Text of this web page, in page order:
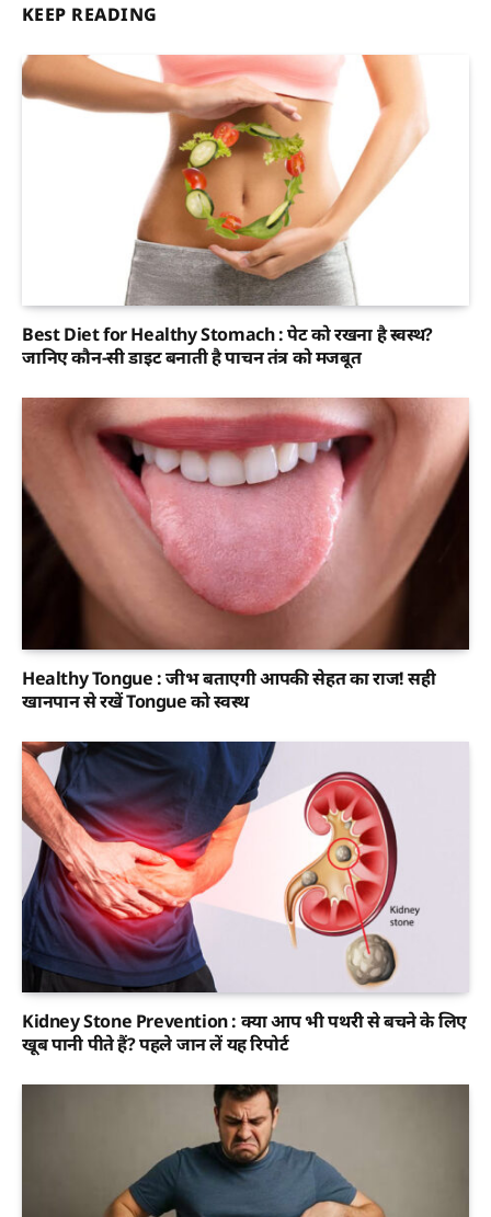
KEEP READING
Best Diet for Healthy Stomach : पेट को रखना है स्वस्थ?
जानिए कौन-सी डाइट बनाती है पाचन तंत्र को मजबूत
Healthy Tongue : जीभ बताएगी आपकी सेहत का राज! सही
खानपान से रखें Tongue को स्वस्थ
Kidney Stone Prevention : क्या आप भी पथरी से बचने के लिए
खूब पानी पीते हैं? पहले जान लें यह रिपोर्ट